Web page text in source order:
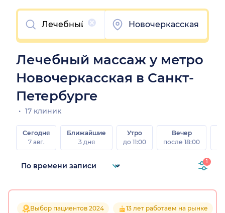
Очистить
Новочеркасская
Лечебный массаж у метро
Новочеркасская в Санкт-
Петербурге
17 клиник
Сегодня
7 авг.
Ближайшие
3 дня
Утро
до 11:00
Вечер
после 18:00
1
Выбор пациентов 2024 13 лет работаем на рынке